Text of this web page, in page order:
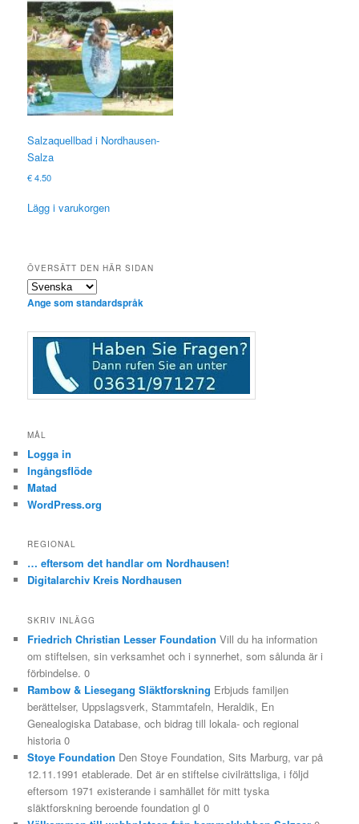
Salzaquellbad i Nordhausen-
Salza
€4.50
Lägg i varukorgen
ÖVERSÄTT DEN HÄR SIDAN
Ange som standardspråk
MÅL
Logga in
Ingångsflöde
Matad
WordPress.org
REGIONAL
… eftersom det handlar om Nordhausen!
Digitalarchiv Kreis Nordhausen
SKRIV INLÄGG
Friedrich Christian Lesser Foundation Vill du ha information
om stiftelsen, sin verksamhet och i synnerhet, som sålunda är i
förbindelse. 0
Rambow & Liesegang Släktforskning Erbjuds familjen
berättelser, Uppslagsverk, Stammtafeln, Heraldik, En
Genealogiska Database, och bidrag till lokala- och regional
historia 0
Stoye Foundation Den Stoye Foundation, Sits Marburg, var på
12.11.1991 etablerade. Det är en stiftelse civilrättsliga, i följd
eftersom 1971 existerande i samhället för mitt tyska
släktforskning beroende foundation gl 0